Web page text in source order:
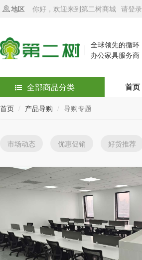
地区 你好，欢迎来到第二树商城 请登录
全球领先的循环
办公家具服务商
全部商品分类 首页
首页 产品导购 导购专题
市场动态 优惠促销 好货推荐